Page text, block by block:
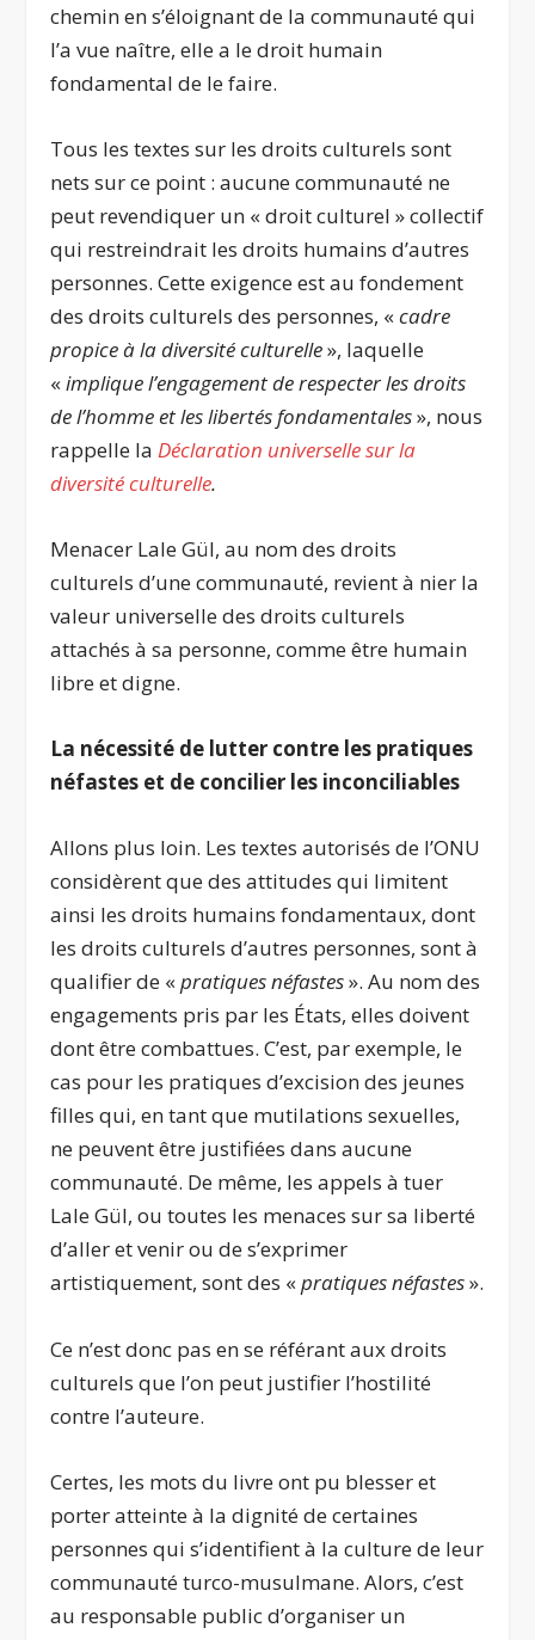
chemin en s’éloignant de la communauté qui
l’a vue naître, elle a le droit humain
fondamental de le faire.
Tous les textes sur les droits culturels sont
nets sur ce point : aucune communauté ne
peut revendiquer un « droit culturel » collectif
qui restreindrait les droits humains d’autres
personnes. Cette exigence est au fondement
des droits culturels des personnes, «cadre
propice à la diversité culturelle», laquelle
«implique l’engagement de respecter les droits
de l’homme et les libertés fondamentales», nous
rappelle laDéclaration universelle sur la
diversité culturelle.
Menacer Lale Gül, au nom des droits
culturels d’une communauté, revient à nier la
valeur universelle des droits culturels
attachés à sa personne, comme être humain
libre et digne.
La nécessité de lutter contre les pratiques
néfastes et de concilier les inconciliables
Allons plus loin. Les textes autorisés de l’ONU
considèrent que des attitudes qui limitent
ainsi les droits humains fondamentaux, dont
les droits culturels d’autres personnes, sont à
qualifier de «pratiques néfastes». Au nom des
engagements pris par les États, elles doivent
dont être combattues. C’est, par exemple, le
cas pour les pratiques d’excision des jeunes
filles qui, en tant que mutilations sexuelles,
ne peuvent être justifiées dans aucune
communauté. De même, les appels à tuer
Lale Gül, ou toutes les menaces sur sa liberté
d’aller et venir ou de s’exprimer
artistiquement, sont des «pratiques néfastes».
Ce n’est donc pas en se référant aux droits
culturels que l’on peut justifier l’hostilité
contre l’auteure.
Certes, les mots du livre ont pu blesser et
porter atteinte à la dignité de certaines
personnes qui s’identifient à la culture de leur
communauté turco-musulmane. Alors, c’est
au responsable public d’organiser un